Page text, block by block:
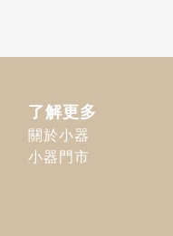
了解更多
關於小器
小器門市